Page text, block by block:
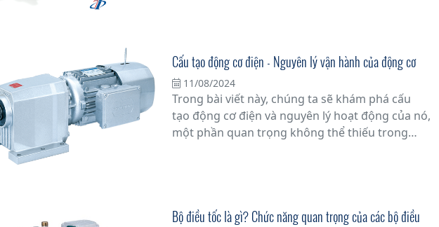
Cấu tạo động cơ điện - Nguyên lý vận hành của động cơ
11/08/2024
Trong bài viết này, chúng ta sẽ khám phá cấu
tạo động cơ điện và nguyên lý hoạt động của nó,
một phần quan trọng không thể thiếu trong
Bộ điều tốc là gì? Chức năng quan trọng của các bộ điều